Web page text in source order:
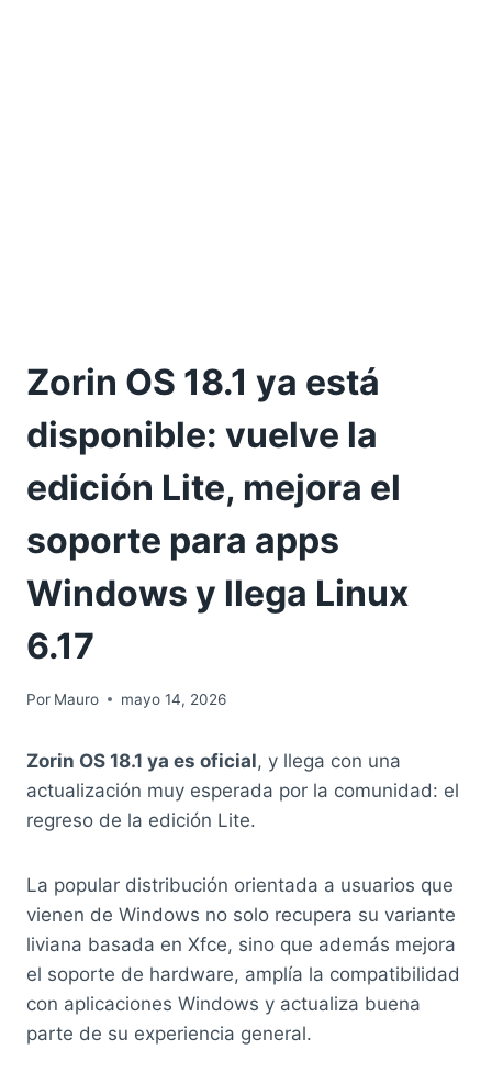
Zorin OS 18.1 ya está
disponible: vuelve la
edición Lite, mejora el
soporte para apps
Windows y llega Linux
6.17
Por Mauro mayo 14, 2026
Zorin OS 18.1 ya es oficial, y llega con una
actualización muy esperada por la comunidad: el
regreso de la edición Lite.
La popular distribución orientada a usuarios que
vienen de Windows no solo recupera su variante
liviana basada en Xfce, sino que además mejora
el soporte de hardware, amplía la compatibilidad
con aplicaciones Windows y actualiza buena
parte de su experiencia general.